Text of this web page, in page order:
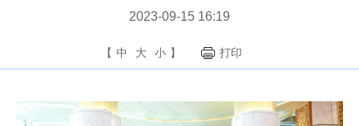
2023-09-15 16:19
【 中 大 小 】 打印